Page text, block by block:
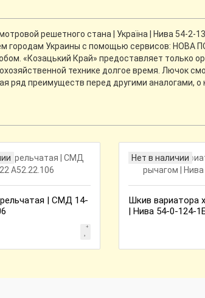
решетного стана | Україна | Нива 54-2-
городам Украины с помощью сервисов:
«Козацький Край» предоставляет только
технике долгое время. Лючок
ряд преимуществ перед другими аналогами,
| СМД 14-
Нет в наличии
Шкив вариатора
| Нива 54-0-124-